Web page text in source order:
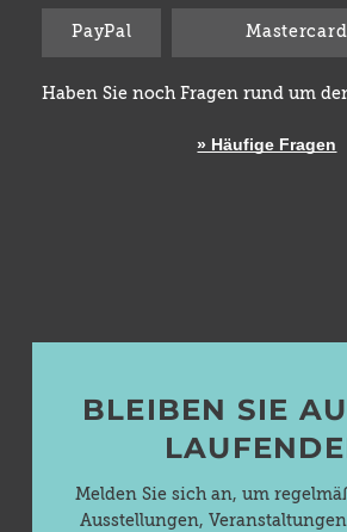
PayPal Mastercard
Haben Sie noch Fragen rund um
» Häufige Fragen
BLEIBEN SIE
Melden Sie sich an, um
Ausstellungen,